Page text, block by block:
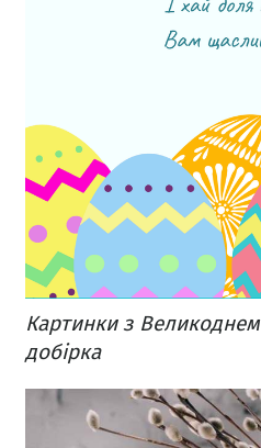
Картинки з
добірка